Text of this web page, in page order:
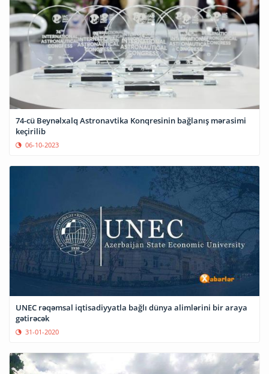
74-cü Beynəlxalq Astronavtika Konqresinin bağlanış mərasimi
keçirilib
06-10-2023
UNEC rəqəmsal iqtisadiyyatla bağlı dünya alimlərini bir araya
gətirəcək
31-01-2020